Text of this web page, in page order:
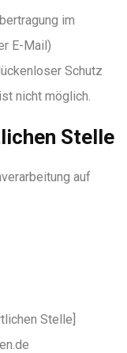
im
E-Mail)
Schutz
nicht möglich.
Stelle
auf
Stelle]